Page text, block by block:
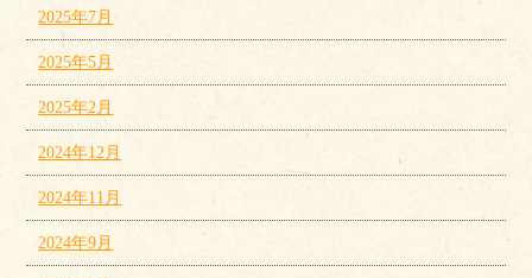
2025年7月
2025年5月
2025年2月
2024年12月
2024年11月
2024年9月